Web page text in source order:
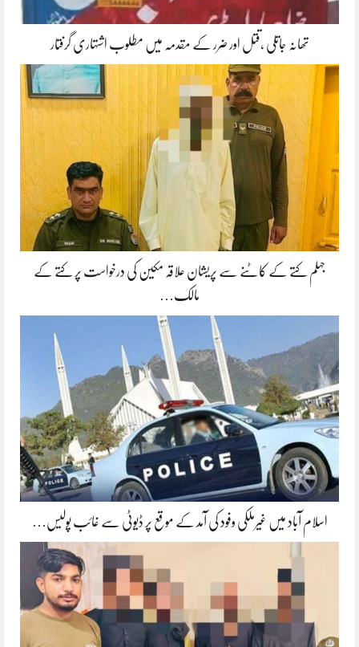
تھانہ جاتلی ،قتل اور ضرر کے مقدمہ میں مطلوب اشتہاری گرفتار
جہلم کتے کے کاٹنے سے پریشان علاقہ مکین کی درخواست پر کتے کے
مالک…
اسلام آباد میں غیرملکی وفود کی آمد کے موقع پر ڈیوٹی سے غائب پولیس…